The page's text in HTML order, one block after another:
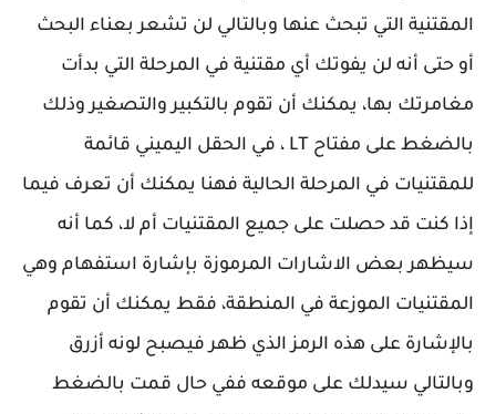
المقتنية التي تبحث عنها وبالتالي لن تشعر بعناء البحث
أو حتى أنه لن يفوتك أي مقتنية في المرحلة التي بدأت
مغامرتك بها، يمكنك أن تقوم بالتكبير والتصغير وذلك
بالضغط على مفتاح LT ، في الحقل اليميني قائمة
للمقتنيات في المرحلة الحالية فهنا يمكنك أن تعرف فيما
إذا كنت قد حصلت على جميع المقتنيات أم لا، كما أنه
سيظهر بعض الاشارات المرموزة بإشارة استفهام وهي
المقتنيات الموزعة في المنطقة، فقط يمكنك أن تقوم
بالإشارة على هذه الرمز الذي ظهر فيصبح لونه أزرق
وبالتالي سيدلك على موقعه ففي حال قمت بالضغط